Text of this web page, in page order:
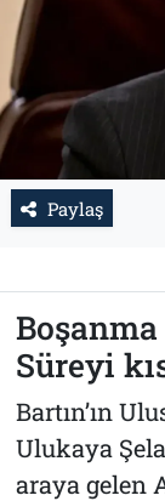
Paylaş
Süreyi
Bartın’ın
Ulukaya
araya gelen